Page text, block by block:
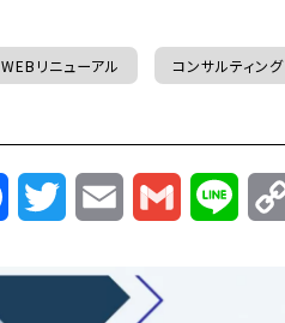
WEBリニューアル コンサルティング
FacebookTwitterEmail Gmail Line